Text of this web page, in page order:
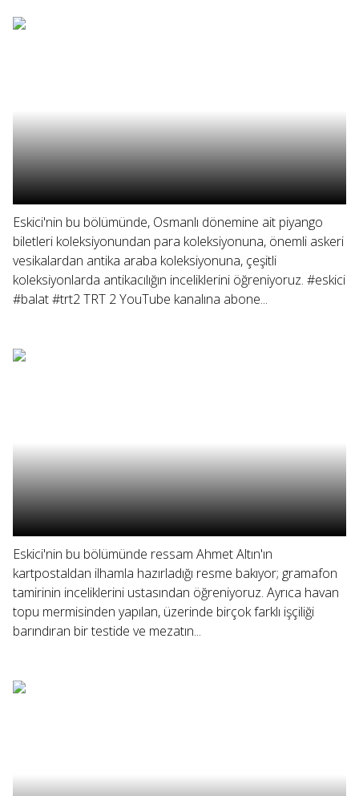
Eskici'nin bu bölümünde, Osmanlı dönemine ait piyango
biletleri koleksiyonundan para koleksiyonuna, önemli askeri
vesikalardan antika araba koleksiyonuna, çeşitli
koleksiyonlarda antikacılığın inceliklerini öğreniyoruz. #eskici
#balat #trt2 TRT 2 YouTube kanalına abone...
Eskici'nin bu bölümünde ressam Ahmet Altın'ın
kartpostaldan ilhamla hazırladığı resme bakıyor; gramafon
tamirinin inceliklerini ustasından öğreniyoruz. Ayrıca havan
topu mermisinden yapılan, üzerinde birçok farklı işçiliği
barındıran bir testide ve mezatın...